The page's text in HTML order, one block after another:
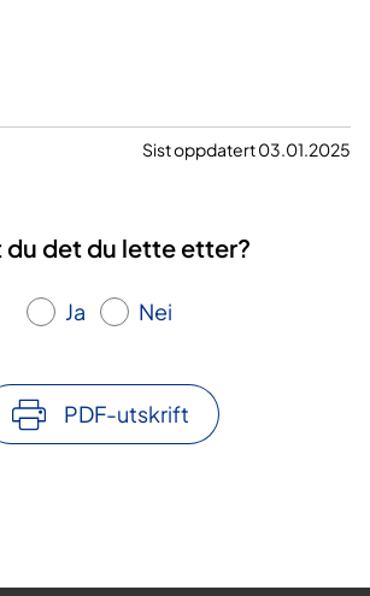
Sist oppdatert 03.01.2025
du det du lette etter?
Ja Nei
PDF-utskrift